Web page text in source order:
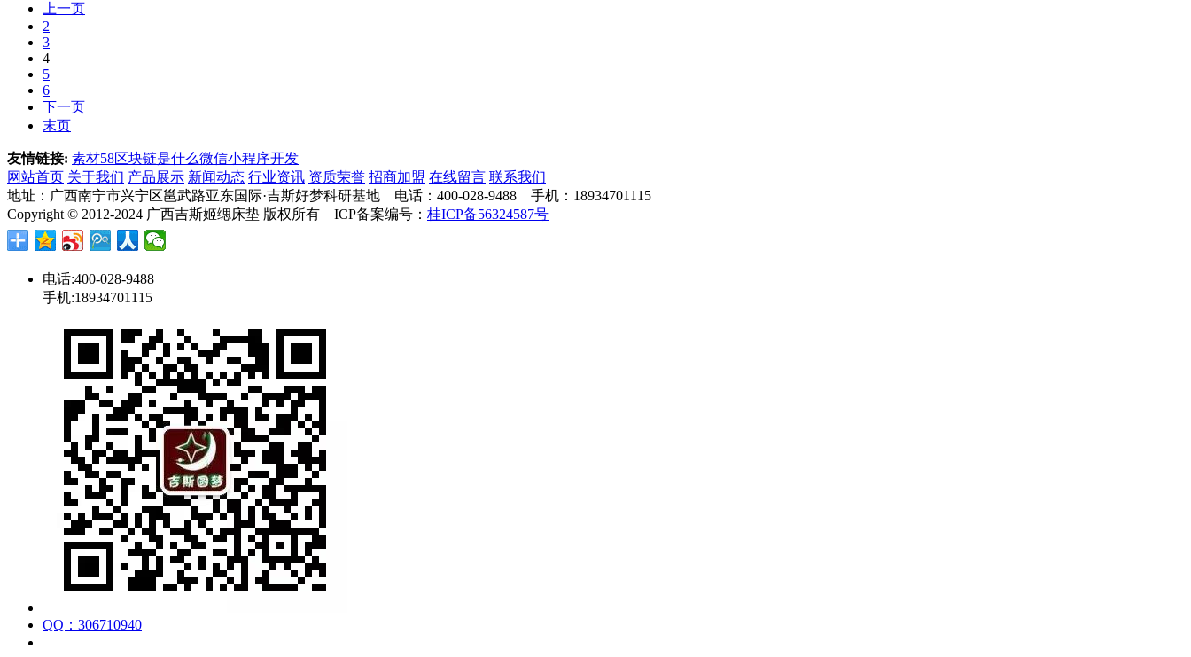
上一页
2
3
4
5
6
下一页
末页
友情链接: 素材58区块链是什么微信小程序开发
网站首页 关于我们 产品展示 新闻动态 行业资讯 资质荣誉 招商加盟 在线留言 联系我们
地址：广西南宁市兴宁区邕武路亚东国际·吉斯好梦科研基地 电话：400-028-9488 手机：18934701115
Copyright © 2012-2024 广西吉斯姬缌床垫 版权所有 ICP备案编号： 桂ICP备56324587号
电话:400-028-9488
手机:18934701115
QQ：306710940